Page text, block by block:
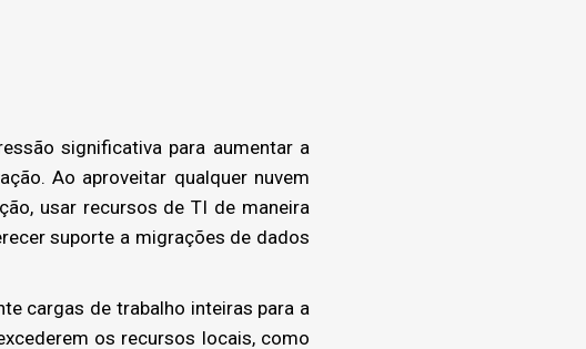
significativa para aumentar a
Ao aproveitar qualquer nuvem
usar recursos de TI de maneira
suporte a migrações de dados
cargas de trabalho inteiras para a
os recursos locais, como